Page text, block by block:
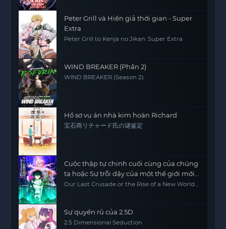
Peter Grill và Hiền giả thời gian - Super
Extra
Peter Grill to Kenja no Jikan: Super Extra
WIND BREAKER (Phần 2)
WIND BREAKER (Season 2)
Hồ sơ vụ án nhà kim hoàn Richard
宝石商リチャード氏の谜鉴定
Cuộc thập tự chinh cuối cùng của chúng
ta hoặc Sự trỗi dậy của một thế giới mới
Phần 2
Our Last Crusade or the Rise of a New World
Sự quyến rũ của 2.5D
2.5 Dimensional Seduction